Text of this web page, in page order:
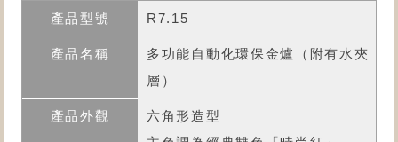
R7.15
多功能自動化環保金爐
（附有水夾
層）
六角形造型